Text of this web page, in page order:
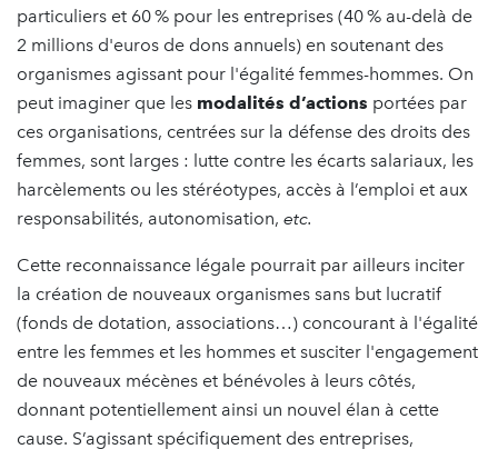
particuliers et 60 % pour les entreprises (40 % au-delà de
2 millions d'euros de dons annuels) en soutenant des
organismes agissant pour l'égalité femmes-hommes. On
peut imaginer que les modalités d’actions portées par
ces organisations, centrées sur la défense des droits des
femmes, sont larges : lutte contre les écarts salariaux, les
harcèlements ou les stéréotypes, accès à l’emploi et aux
responsabilités, autonomisation, etc.
Cette reconnaissance légale pourrait par ailleurs inciter
la création de nouveaux organismes sans but lucratif
(fonds de dotation, associations…) concourant à l'égalité
entre les femmes et les hommes et susciter l'engagement
de nouveaux mécènes et bénévoles à leurs côtés,
donnant potentiellement ainsi un nouvel élan à cette
cause. S’agissant spécifiquement des entreprises,